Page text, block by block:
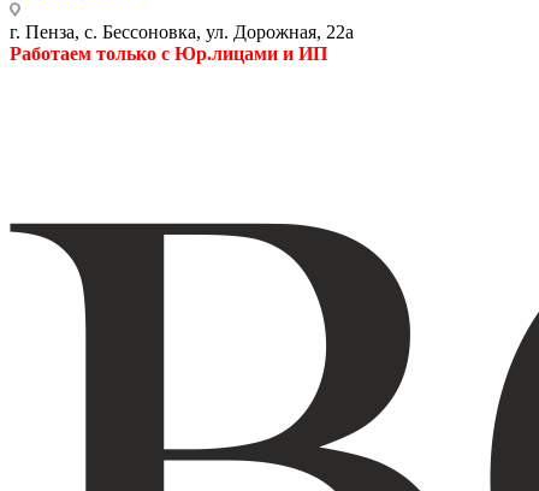
г. Пенза, с. Бессоновка, ул. Дорожная, 22а
Работаем только с Юр.лицами и ИП